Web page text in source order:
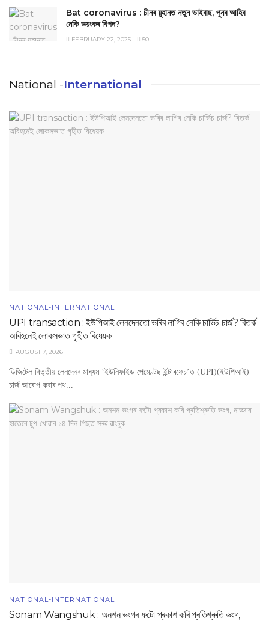
Bat coronavirus : চীনৰ য়ুহানত নতুন ভাইৰাছ, পুনৰ আহিব
নেকি ভয়ংকৰ বিপদ?
FEBRUARY 22, 2025 50
National -International
NATIONAL-INTERNATIONAL
UPI transaction : ইউপিআই লেনদেনতো ভৰিব লাগিব নেকি চাৰ্ভিচ চাৰ্জ? বিতৰ্ক
অবিহনেই লোকসভাত গৃহীত বিধেয়ক
AUGUST 7, 2026
ডিজিটেল বিত্তীয় লেনদেনৰ মাধ্যম ‘ইউনিফাইড পেমেণ্টছ ইন্টাৰফেচ’ত (UPI)(ইউপিআই)
চাৰ্জ আৰোপ কৰাৰ পথ...
NATIONAL-INTERNATIONAL
Sonam Wangshuk : অনশন ভংগৰ ফটো প্ৰকাশ কৰি প্ৰতিশ্ৰুতি ভংগ,